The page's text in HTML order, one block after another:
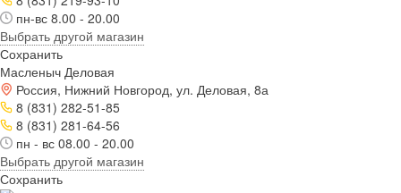
пн-вс 8.00 - 20.00
Выбрать другой магазин
Сохранить
Масленыч Деловая
Россия, Нижний Новгород, ул. Деловая, 8а
8 (831) 282-51-85
8 (831) 281-64-56
пн - вс 08.00 - 20.00
Выбрать другой магазин
Сохранить